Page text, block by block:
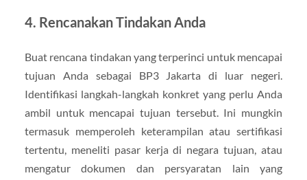
4. Rencanakan Tindakan Anda
Buat rencana tindakan yang terperinci untuk mencapai
tujuan Anda sebagai BP3 Jakarta di luar negeri.
Identifikasi langkah-langkah konkret yang perlu Anda
ambil untuk mencapai tujuan tersebut. Ini mungkin
termasuk memperoleh keterampilan atau sertifikasi
tertentu, meneliti pasar kerja di negara tujuan, atau
mengatur dokumen dan persyaratan lain yang